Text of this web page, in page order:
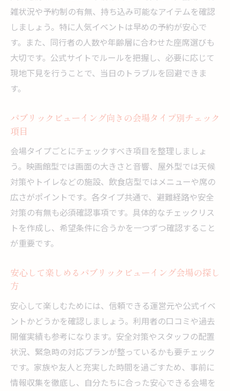
防犯ポイント
安全に楽しめるパブリックビューイング会
場の選び方
パブリックビューイングを満喫するための
準備と心構え
雑状況や予約制の有無、持ち込み可能なアイテムを確認
しましょう。特に人気イベントは早めの予約が安心で
す。また、同行者の人数や年齢層に合わせた座席選びも
大切です。公式サイトでルールを把握し、必要に応じて
現地下見を行うことで、当日のトラブルを回避できま
す。
パブリックビューイング向きの会場タイプ別チェック
項目
会場タイプごとにチェックすべき項目を整理しましょ
う。映画館型では画面の大きさと音響、屋外型では天候
対策やトイレなどの施設、飲食店型ではメニューや席の
広さがポイントです。各タイプ共通で、避難経路や安全
対策の有無も必須確認事項です。具体的なチェックリス
トを作成し、希望条件に合うかを一つずつ確認すること
が重要です。
安心して楽しめるパブリックビューイング会場の探し
方
安心して楽しむためには、信頼できる運営元や公式イベ
ントかどうかを確認しましょう。利用者の口コミや過去
開催実績も参考になります。安全対策やスタッフの配置
状況、緊急時の対応プランが整っているかも要チェック
です。家族や友人と充実した時間を過ごすため、事前に
情報収集を徹底し、自分たちに合った安心できる会場を